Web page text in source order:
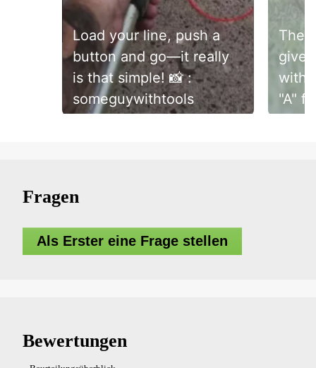
Load your line, push a
button and go—it really
is that simple! 📸 :
someguywithtools
The
with
"A"
Fragen
Als Erster eine Frage stellen